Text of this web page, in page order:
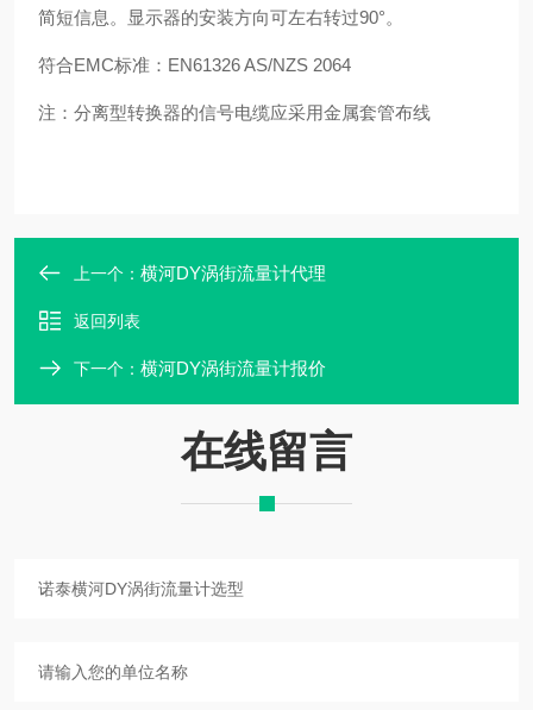
简短信息。显示器的安装方向可左右转过90°。
符合EMC标准：EN61326 AS/NZS 2064
注：分离型转换器的信号电缆应采用金属套管布线
上一个： 横河DY涡街流量计代理
返回列表
下一个： 横河DY涡街流量计报价
在线留言